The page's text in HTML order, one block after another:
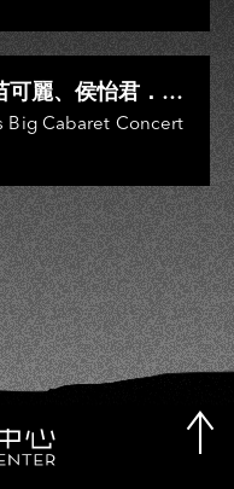
、陳孟賢、黃露
麗、侯怡君．
田、鳥來嬤-吳
、吳淑敏、施文
、陳孟賢、黃露
Big Cabaret Concert